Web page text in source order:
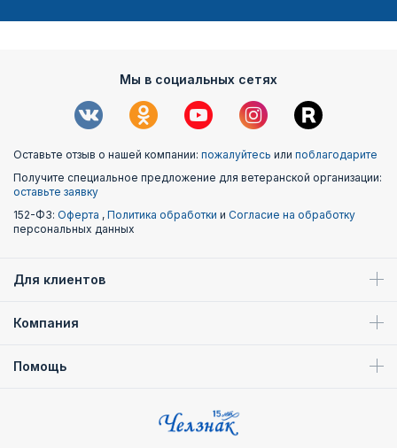
Мы в социальных сетях
Оставьте отзыв о нашей компании: пожалуйтесь или поблагодарите
Получите специальное предложение для ветеранской организации:
оставьте заявку
152-ФЗ: Оферта , Политика обработки и Согласие на обработку
персональных данных
Для клиентов
Компания
Помощь